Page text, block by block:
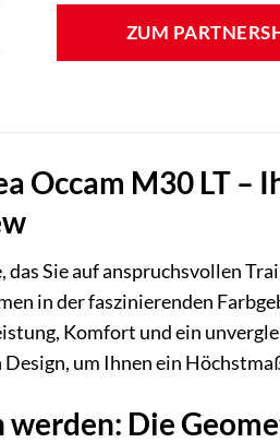
war:
ZUM
Occam M30 LT
Sie auf anspruchsvollen
in der faszinierenden
Komfort und ein
um Ihnen ein
werden: Die